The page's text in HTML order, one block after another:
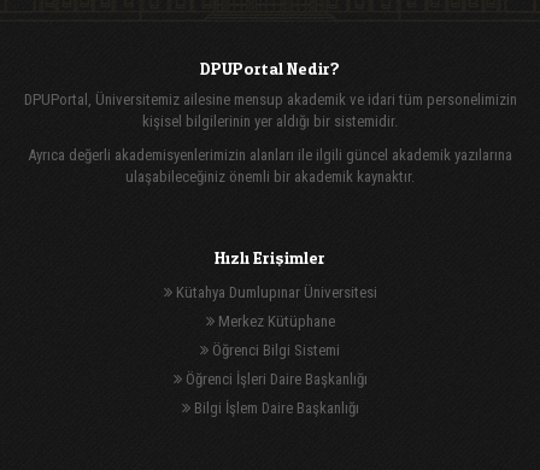
DPUPortal Nedir?
DPUPortal, Üniversitemiz ailesine mensup akademik ve idari tüm personelimizin
kişisel bilgilerinin yer aldığı bir sistemidir.
Ayrıca değerli akademisyenlerimizin alanları ile ilgili güncel akademik yazılarına
ulaşabileceğiniz önemli bir akademik kaynaktır.
Hızlı Erişimler
Kütahya Dumlupınar Üniversitesi
Merkez Kütüphane
Öğrenci Bilgi Sistemi
Öğrenci İşleri Daire Başkanlığı
Bilgi İşlem Daire Başkanlığı